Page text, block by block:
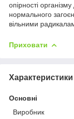
опірності
нормального
вільними
Приховати
Характеристики
Основні
Виробник